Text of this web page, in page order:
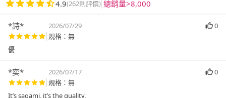
4.9(262則評價) 總銷量>8,000
*詩* 2026/07/29
0
規格：無
優
*奕* 2026/07/17
0
規格：無